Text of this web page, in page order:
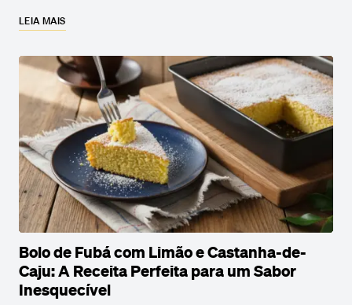
LEIA MAIS
Bolo de Fubá com Limão e Castanha-de-
Caju: A Receita Perfeita para um Sabor
Inesquecível